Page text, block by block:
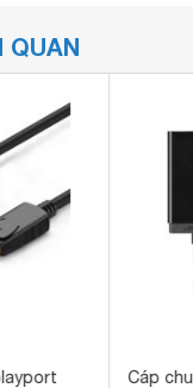
QUAN
Cáp